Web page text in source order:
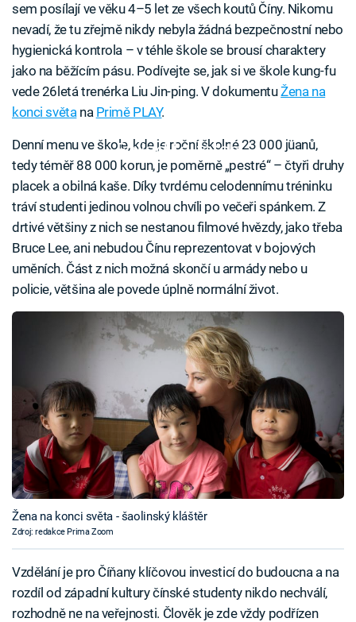
sem posílají ve věku 4–5 let ze všech koutů Číny. Nikomu
nevadí, že tu zřejmě nikdy nebyla žádná bezpečnostní nebo
hygienická kontrola – v téhle škole se brousí charaktery
jako na běžícím pásu. Podívejte se, jak si ve škole kung-fu
vede 26letá trenérka Liu Jin-ping. V dokumentuŽena na
konci světana Primě PLAY.
Failed to fetch
Denní menu ve škole, kde je roční školné 23 000 jüanů,
tedy téměř 88 000 korun, je poměrně „pestré“ – čtyři druhy
placek a obilná kaše. Díky tvrdému celodennímu tréninku
tráví studenti jedinou volnou chvíli po večeři spánkem. Z
drtivé většiny z nich se nestanou filmové hvězdy, jako třeba
Bruce Lee, ani nebudou Čínu reprezentovat v bojových
uměních. Část z nich možná skončí u armády nebo u
policie, většina ale povede úplně normální život.
Žena na konci světa - šaolinský kláštěr
Zdroj: redakce Prima Zoom
Vzdělání je pro Číňany klíčovou investicí do budoucna a na
rozdíl od západní kultury čínské studenty nikdo nechválí,
rozhodně ne na veřejnosti. Člověk je zde vždy podřízen